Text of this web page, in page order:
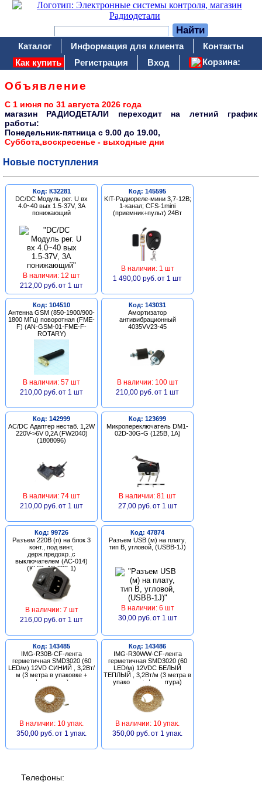
Каталог Информация для клиента
Контакты
Как купить
Регистрация Вход Корзина:
Объявление
С 1 июня по 31 августа 2026 года
магазин РАДИОДЕТАЛИ переходит на летний график
работы:
Понедельник-пятница c 9.00 до 19.00,
Суббота,воскресенье - выходные дни
Новые поступления
Код: К32281
DC/DC Модуль рег. U вх
4.0~40 вых 1.5-37V, 3A
понижающий
В наличии: 12 шт
212,00 руб. от 1 шт
Код: 145595
KIT-Радиореле-мини 3,7-12В;
1-канал; CFS-1mini
(приемник+пульт) 24Вт
В наличии: 1 шт
1 490,00 руб. от 1 шт
Код: 104510
Антенна GSM (850-1900/900-
1800 МГц) поворотная (FME-
F) (AN-GSM-01-FME-F-
ROTARY)
В наличии: 57 шт
210,00 руб. от 1 шт
Код: 143031
Амортизатор
антивибрационный
4035VV23-45
В наличии: 100 шт
210,00 руб. от 1 шт
Код: 142999
AC/DC Адаптер нестаб. 1,2W
220V->6V 0,2A (FW2040)
(1808096)
В наличии: 74 шт
210,00 руб. от 1 шт
Код: 123699
Микропереключатель DM1-
02D-30G-G (125В, 1А)
В наличии: 81 шт
27,00 руб. от 1 шт
Код: 99726
Разъем 220В (п) на блок 3
конт., под винт,
держ.предохр.,с
выключателем (AC-014)
(KLS1-AS-303-1)
В наличии: 7 шт
216,00 руб. от 1 шт
Код: 47874
Разъем USB (м) на плату,
тип В, угловой, (USBB-1J)
В наличии: 6 шт
30,00 руб. от 1 шт
Код: 143485
IMG-R30B-CF-лента
герметичная SMD3020 (60
LED/м) 12VD СИНИЙ , 3,2Вт/
м (3 метра в упаковке +
фурнитура)
В наличии: 10 упак.
350,00 руб. от 1 упак.
Код: 143486
IMG-R30WW-CF-лента
герметичная SMD3020 (60
LED/м) 12VDC БЕЛЫЙ
ТЕПЛЫЙ , 3,2Вт/м (3 метра в
упаковке + фурнитура)
В наличии: 10 упак.
350,00 руб. от 1 упак.
Телефоны: